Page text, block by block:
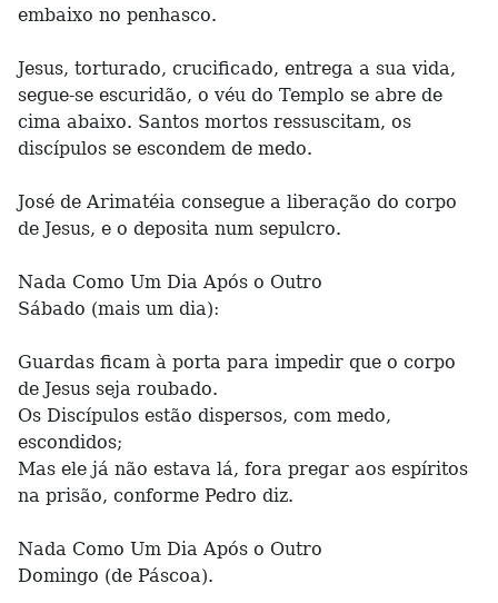
embaixo no penhasco.
Jesus, torturado, crucificado, entrega a sua vida,
segue-se escuridão, o véu do Templo se abre de
cima abaixo. Santos mortos ressuscitam, os
discípulos se escondem de medo.
José de Arimatéia consegue a liberação do corpo
de Jesus, e o deposita num sepulcro.
Nada Como Um Dia Após o Outro
Sábado (mais um dia):
Guardas ficam à porta para impedir que o corpo
de Jesus seja roubado.
Os Discípulos estão dispersos, com medo,
escondidos;
Mas ele já não estava lá, fora pregar aos espíritos
na prisão, conforme Pedro diz.
Nada Como Um Dia Após o Outro
Domingo (de Páscoa).